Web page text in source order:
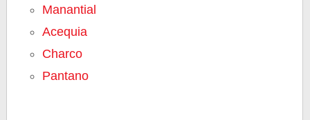
Manantial
Acequia
Charco
Pantano